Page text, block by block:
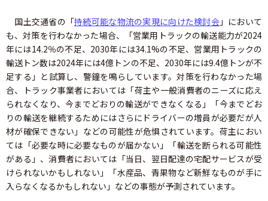
国土交通省の「持続可能な物流の実現に向けた検討会」において
も、対策を行わなかった場合、「営業用トラックの輸送能力が2024
年には14.2％の不足、2030年には34.1%の不足、営業用トラックの
輸送トン数は2024年には4億トンの不足、2030年には9.4億トンが不
足する」と試算し、警鐘を鳴らしています。対策を行わなかった場
合、トラック事業者においては「荷主や一般消費者のニーズに応え
られなくなり、今までどおりの輸送ができなくなる」「今までどお
りの輸送を継続するためにはさらにドライバーの増員が必要だが人
材が確保できない」などの可能性が危惧されています。荷主におい
ては「必要な時に必要なものが届かない」「輸送を断られる可能性
がある」、消費者においては「当日、翌日配達の宅配サービスが受
けられないかもしれない」「水産品、青果物など新鮮なものが手に
入らなくなるかもしれない」などの事態が予測されています。